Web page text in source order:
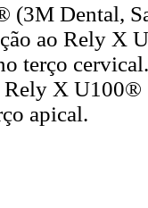
Dental,
ao Rely X
terço
X U100®
apical.